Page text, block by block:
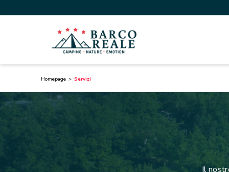
Homepage Servizi
Il